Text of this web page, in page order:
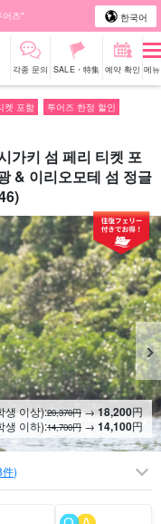
어즈" 한국어
각종 문의 SALE・特集 예약 확인 메뉴
켓 포함 투어즈 한정 할인
가키 섬 페리 티켓 포
& 이리오모테 섬 정글
생 이상):20,370円→ 18,200円
생 이하):14,700円 → 14,100円
件)